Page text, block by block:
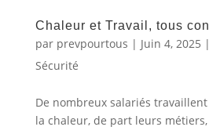
Chaleur et Travail, tous
par prevpourtous | Juin 4, 2025 |
Sécurité
De nombreux salariés
la chaleur, de part leurs